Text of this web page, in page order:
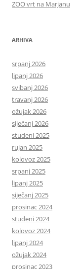
ZOO vrt na Marjanu
ARHIVA
srpanj 2026
lipanj 2026
svibanj 2026
travanj 2026
ožujak 2026
siječanj 2026
studeni 2025
rujan 2025
kolovoz 2025
srpanj 2025
lipanj 2025
siječanj 2025
prosinac 2024
studeni 2024
kolovoz 2024
lipanj 2024
ožujak 2024
prosinac 2023